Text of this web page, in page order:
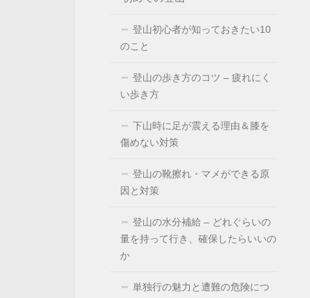
登山初心者が知っておきたい10
のこと
登山の歩き方のコツ – 疲れにく
い歩き方
下山時に足が震える理由＆膝を
傷めない対策
登山の靴擦れ・マメができる原
因と対策
登山の水分補給 – どれぐらいの
量を持って行き、確保したらいいの
か
単独行の魅力と遭難の危険につ